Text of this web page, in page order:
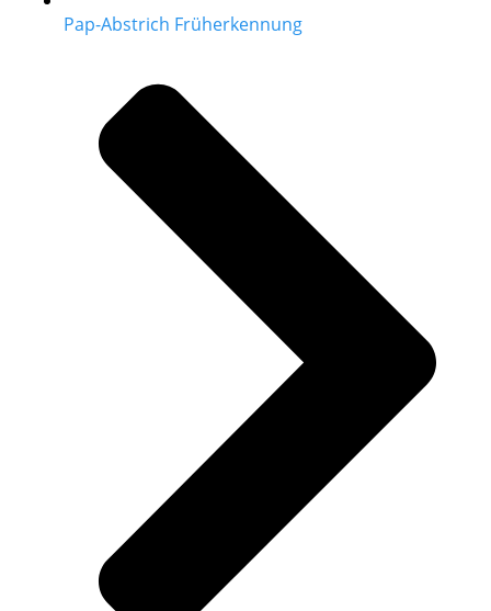
Pap-Abstrich Früherkennung